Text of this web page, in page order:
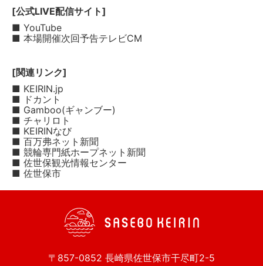
[公式LIVE配信サイト]
■ YouTube
■ 本場開催次回予告テレビCM
[関連リンク]
■ KEIRIN.jp
■ ドカント
■ Gamboo(ギャンブー)
■ チャリロト
■ KEIRINなび
■ 百万弗ネット新聞
■ 競輪専門紙ホープネット新聞
■ 佐世保観光情報センター
■ 佐世保市
〒857-0852 長崎県佐世保市干尽町2-5